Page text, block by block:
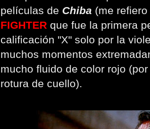
películas de Chiba (me
FIGHTER que fue la primera
calificación "X" solo por la
muchos momentos
mucho fluido de color rojo
rotura de cuello).